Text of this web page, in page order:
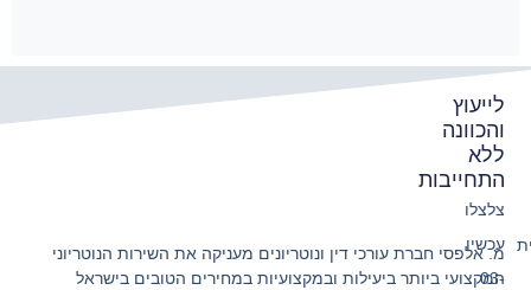
מ. אלפסי חברת עורכי דין ונוטריונים מעניקה את השירות הנוטריוני
המקצועי ביותר ביעילות ובמקצועיות במחירים הטובים בישראל
לייעוץ
והכוונה
ללא
התחייבות
צלצלו
עכשיו
03-